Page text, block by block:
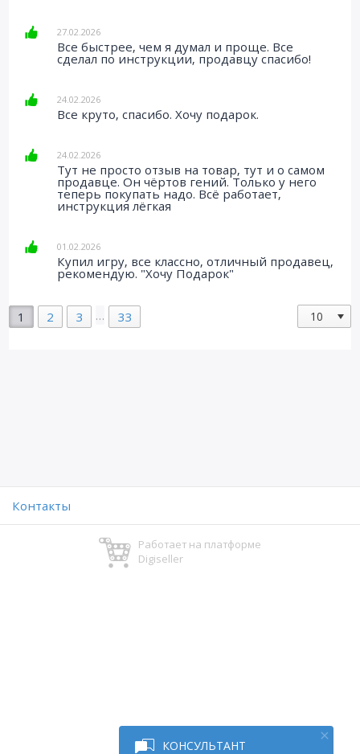
КОНСУЛЬТАНТ
27.02.2026
Все быстрее, чем я думал и проще. Все
сделал по инструкции, продавцу спасибо!
24.02.2026
Все круто, спасибо. Хочу подарок.
24.02.2026
Тут не просто отзыв на товар, тут и о самом
продавце. Он чёртов гений. Только у него
теперь покупать надо. Всё работает,
инструкция лёгкая
01.02.2026
Купил игру, все классно, отличный продавец,
рекомендую. "Хочу Подарок"
1 2 3 … 33
Контакты
Работает на платформе
Digiseller